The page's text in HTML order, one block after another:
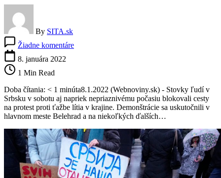
By SITA.sk
Žiadne komentáreSrbskí
miestach
cesty,
protestovali
proti
ťažbe
lítia
8. januára 2022
1 Min Read
Doba čítania: < 1 minúta8.1.2022 (Webnoviny.sk) - Stovky ľudí v
Srbsku v sobotu aj napriek nepriaznivému počasiu blokovali cesty
na protest proti ťažbe lítia v krajine. Demonštrácie sa uskutočnili v
hlavnom meste Belehrad a na niekoľkých ďalších…